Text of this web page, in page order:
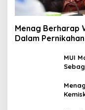
Menag Berharap
Dalam Pernikahan
MUI